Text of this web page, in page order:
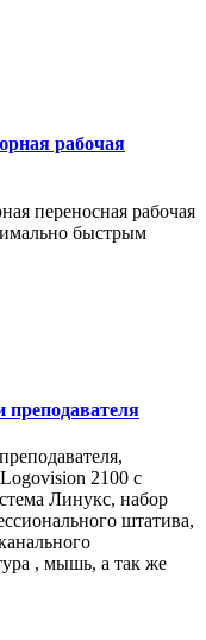
рабочая
переносная рабочая
быстрым
преподавателя
2100 c
Линукс, набор
штатива,
, мышь, а так же